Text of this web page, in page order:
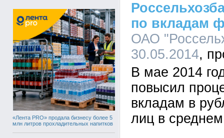
«Лента PRO» продала бизнесу более 5
млн литров прохладительных напитков
по вкладам
ОАО
30.05.2014
В мае 2014
повысил
вкладам в
лиц в